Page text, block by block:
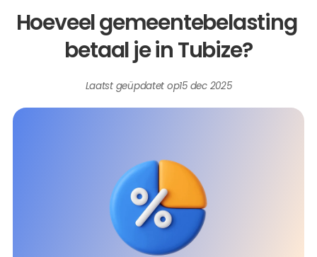
Hoeveel gemeentebelasting
betaal je in Tubize?
Laatst geüpdatet op15 dec 2025